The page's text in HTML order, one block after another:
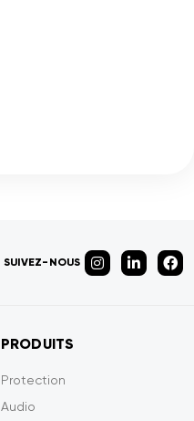
SUIVEZ-NOUS
PRODUITS
Protection
Audio